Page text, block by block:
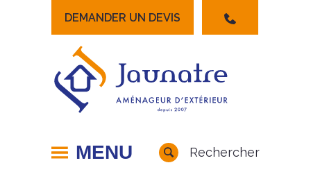
Lancer la rechercheDEMANDER UN DEVIS
Rechercher
MENU